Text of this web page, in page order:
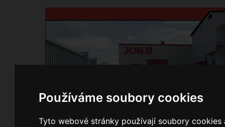
Používáme soubory cookies
Tyto webové stránky používají soubory
Domů Kontakty Přihlášení Ke